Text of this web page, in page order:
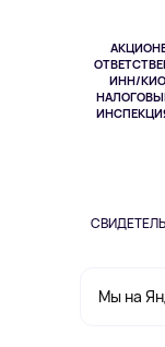
ИНН/КИО
Мы на
Здоровье питомцев
Одежда и